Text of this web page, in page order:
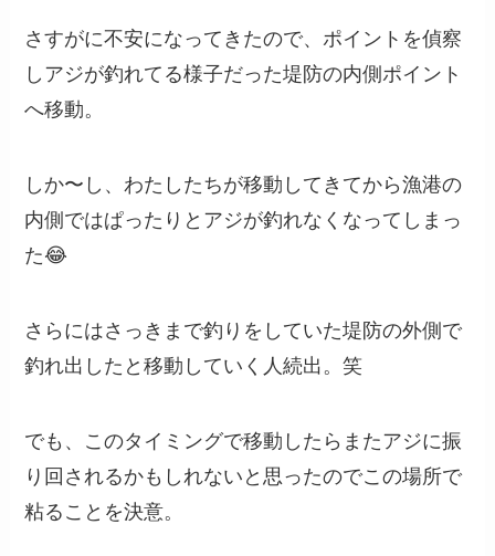
さすがに不安になってきたので、ポイントを偵察
しアジが釣れてる様子だった堤防の内側ポイント
へ移動。
しか〜し、わたしたちが移動してきてから漁港の
内側ではぱったりとアジが釣れなくなってしまっ
た😂
さらにはさっきまで釣りをしていた堤防の外側で
釣れ出したと移動していく人続出。笑
でも、このタイミングで移動したらまたアジに振
り回されるかもしれないと思ったのでこの場所で
粘ることを決意。